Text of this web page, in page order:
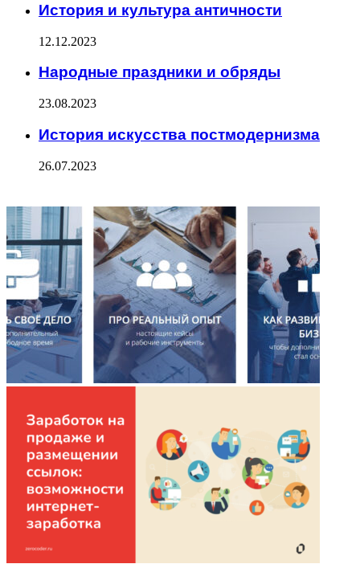
История и культура античности
12.12.2023
Народные праздники и обряды
23.08.2023
История искусства постмодернизма
26.07.2023